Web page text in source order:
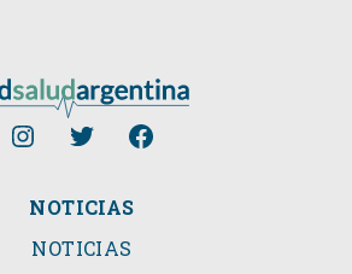
NOTICIAS
NOTICIAS